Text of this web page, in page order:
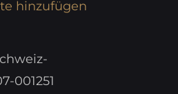
hinzufügen
001251